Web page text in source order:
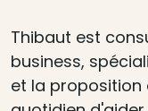
Thibaut est
business,
et la proposition